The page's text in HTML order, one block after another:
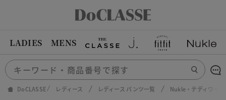
LADIES MENS
DoCLASSE レディース レディース パンツ一覧 Nukle・テディワイ